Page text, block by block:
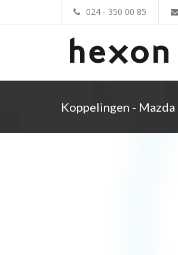
024 - 350 00 85
Koppelingen - Mazda